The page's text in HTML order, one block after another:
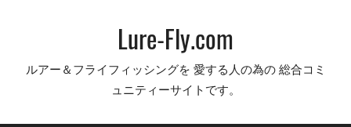
Lure-Fly.com
ルアー＆フライフィッシングを 愛する人の為の 総合コミ
ュニティーサイトです。